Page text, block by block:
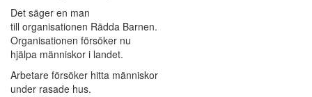
Det säger en man
till organisationen Rädda Barnen.
Organisationen försöker nu
hjälpa människor i landet.
Arbetare försöker hitta människor
under rasade hus.